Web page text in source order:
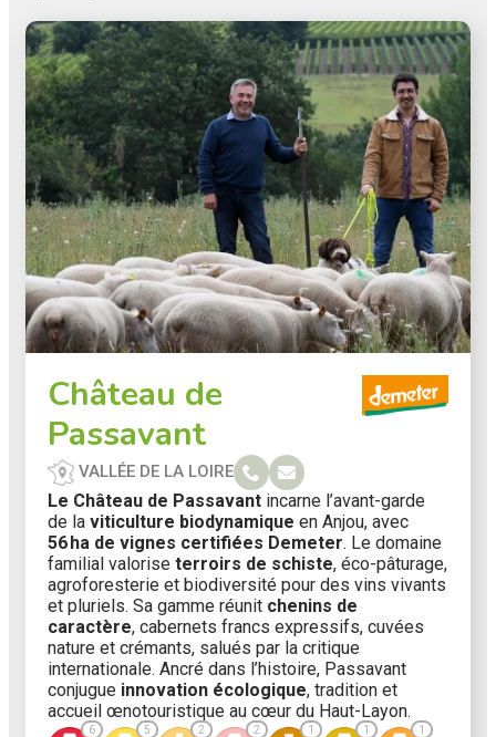
Château de
Passavant
VALLÉE DE LA LOIRE
Le Château de Passavant incarne l’avant-garde
de la viticulture biodynamique en Anjou, avec
56 ha de vignes certifiées Demeter. Le domaine
familial valorise terroirs de schiste, éco-pâturage,
agroforesterie et biodiversité pour des vins vivants
et pluriels. Sa gamme réunit chenins de
caractère, cabernets francs expressifs, cuvées
nature et crémants, salués par la critique
internationale. Ancré dans l’histoire, Passavant
conjugue innovation écologique, tradition et
accueil œnotouristique au cœur du Haut-Layon.
6 5 2 2 1 1 1